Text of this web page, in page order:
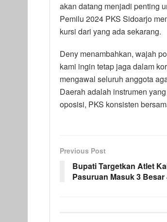
akan datang menjadi penting
Pemilu 2024 PKS Sidoarjo
kursi dari yang ada sekarang.
Deny menambahkan, wajah
kami ingin tetap jaga dalam
mengawal seluruh anggota
Daerah adalah instrumen
oposisi, PKS konsisten
Previous Post
Bupati Targetkan Atlet
Pasuruan Masuk 3 Besar